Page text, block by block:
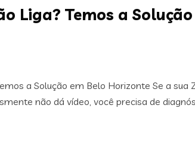
Liga? Temos a
a Solução em Belo Horizonte Se a
não dá vídeo, você precisa de